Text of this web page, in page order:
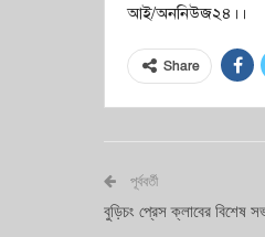
আই/অননিউজ২৪।।
Share
পূর্ববর্তী
বুড়িচং প্রেস ক্লাবের বিশেষ